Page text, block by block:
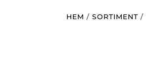
HEM /SORTIMENT /